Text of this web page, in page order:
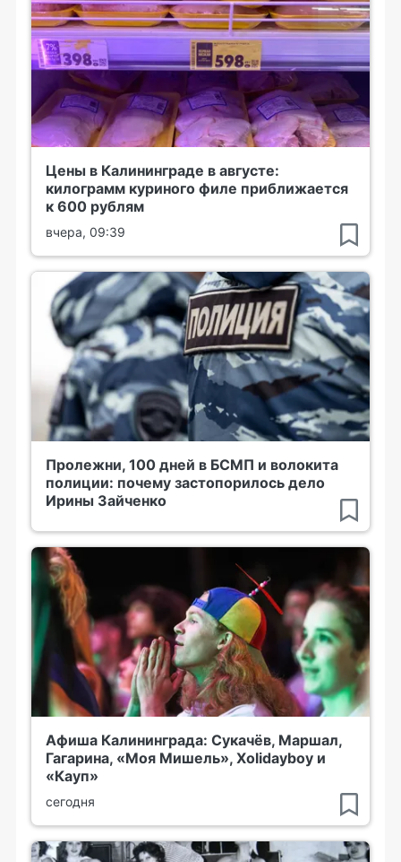
Цены в Калининграде в августе:
килограмм куриного филе приближается
к 600 рублям
вчера, 09:39
Пролежни, 100 дней в БСМП и волокита
полиции: почему застопорилось дело
Ирины Зайченко
Афиша Калининграда: Сукачёв, Маршал,
Гагарина, «Моя Мишель», Xolidayboy и
«Кауп»
сегодня